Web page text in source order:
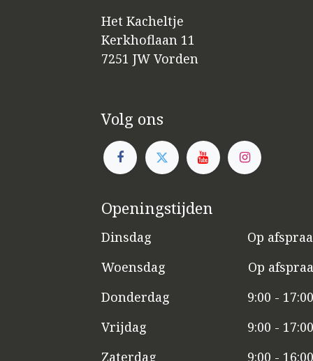
Het Kacheltje
Kerkhoflaan 11
7251 JW Vorden
Volg ons
Openingstijden
Dinsdag
​​Op
Woensdag
​Op
Donderdag
9:00 -
Vrijdag
​9:00 - 17:00
Zaterdag
​9:00 -